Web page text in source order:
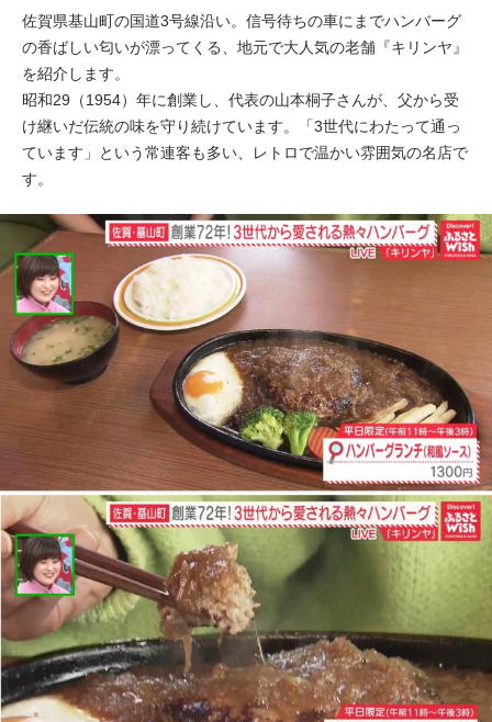
佐賀県基山町の国道3号線沿い。信号待ちの車にまでハンバーグ
の香ばしい匂いが漂ってくる、地元で大人気の老舗『キリンヤ』
を紹介します。
昭和29（1954）年に創業し、代表の山本桐子さんが、父から受
け継いだ伝統の味を守り続けています。「3世代にわたって通っ
ています」という常連客も多い、レトロで温かい雰囲気の名店で
す。